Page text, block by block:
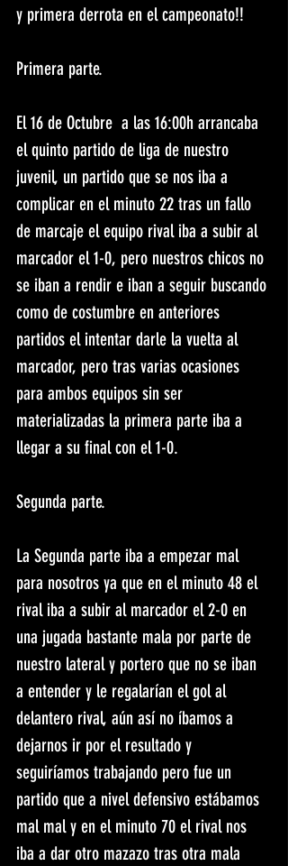
y primera derrota en el campeonato!!
Primera parte.
El 16 de Octubre  a las 16:00h arrancaba
el quinto partido de liga de nuestro
juvenil, un partido que se nos iba a
complicar en el minuto 22 tras un fallo
de marcaje el equipo rival iba a subir al
marcador el 1-0, pero nuestros chicos no
se iban a rendir e iban a seguir buscando
como de costumbre en anteriores
partidos el intentar darle la vuelta al
marcador, pero tras varias ocasiones
para ambos equipos sin ser
materializadas la primera parte iba a
llegar a su final con el 1-0.
Segunda parte.
La Segunda parte iba a empezar mal
para nosotros ya que en el minuto 48 el
rival iba a subir al marcador el 2-0 en
una jugada bastante mala por parte de
nuestro lateral y portero que no se iban
a entender y le regalarían el gol al
delantero rival, aún así no íbamos a
dejarnos ir por el resultado y
seguiríamos trabajando pero fue un
partido que a nivel defensivo estábamos
mal mal y en el minuto 70 el rival nos
iba a dar otro mazazo tras otra mala